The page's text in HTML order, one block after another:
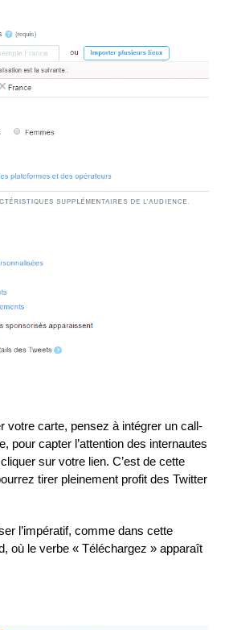
votre carte, pensez à intégrer un call-
pour capter l’attention des internautes
sur votre lien. C’est de cette
tirer pleinement profit des Twitter
l’impératif, comme dans cette
où le verbe « Téléchargez » apparaît